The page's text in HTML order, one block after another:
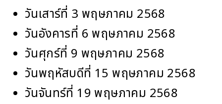
วันเสาร์ที่ 3 พฤษภาคม 2568
วันอังคารที่ 6 พฤษภาคม 2568
วันศุกร์ที่ 9 พฤษภาคม 2568
วันพฤหัสบดีที่ 15 พฤษภาคม 2568
วันจันทร์ที่ 19 พฤษภาคม 2568